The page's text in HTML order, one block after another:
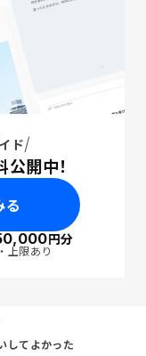
ド
開中！
る
円分
上限あり
してよかった